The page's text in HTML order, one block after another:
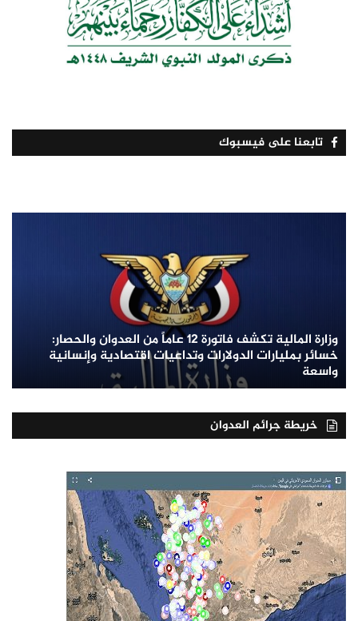
تابعنا على فيسبوك
وزارة المالية تكشف فاتورة 12 عاماً من العدوان والحصار:
خسائر بمليارات الدولارات وتداعيات اقتصادية وإنسانية
واسعة
خريطة جرائم العدوان